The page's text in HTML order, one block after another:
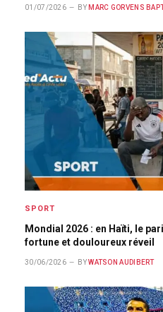
01/07/2026 BY MARC GORVENS
SPORT
Mondial 2026 : en Haïti, le
fortune et douloureux réveil
30/06/2026 BY WATSON AUDIBERT